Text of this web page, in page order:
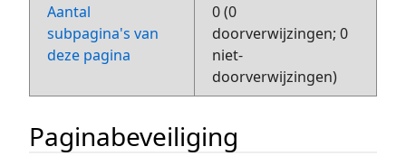
Aantal
subpagina's van
deze pagina
0 (0
doorverwijzingen; 0
niet-
doorverwijzingen)
Paginabeveiliging